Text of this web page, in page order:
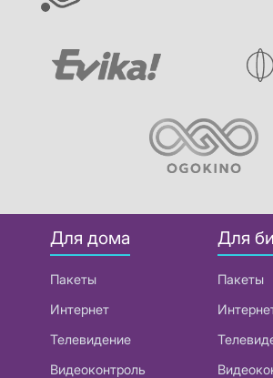
Для дома
Пакеты
Интернет
Телевидение
Видеоконтроль
Для
Пакеты